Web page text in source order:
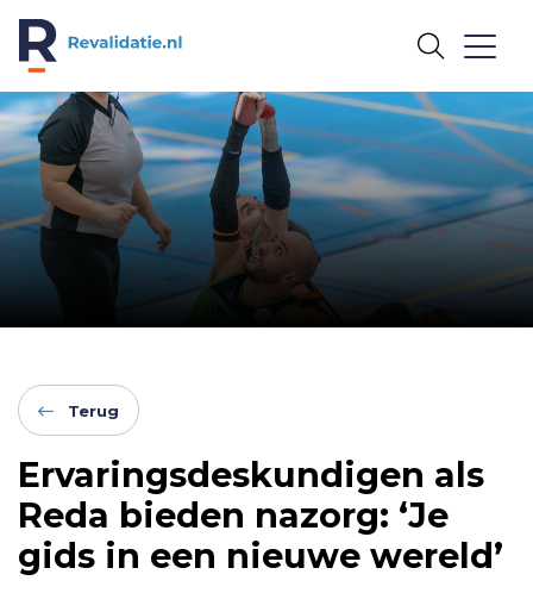
REVALIDATIE.NL
Terug
Ervaringsdeskundigen als
Reda bieden nazorg: ‘Je
gids in een nieuwe wereld’